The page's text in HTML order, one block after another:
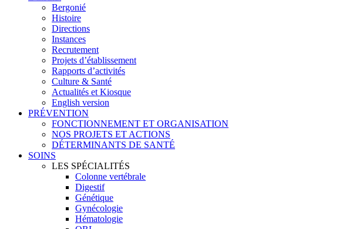
Bergonié
Histoire
Directions
Instances
Recrutement
Projets d’établissement
Rapports d’activités
Culture & Santé
Actualités et Kiosque
English version
PRÉVENTION
FONCTIONNEMENT ET ORGANISATION
NOS PROJETS ET ACTIONS
DÉTERMINANTS DE SANTÉ
SOINS
LES SPÉCIALITÉS
Colonne vertébrale
Digestif
Génétique
Gynécologie
Hématologie